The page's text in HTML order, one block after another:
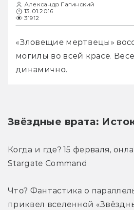
Александр Гагинский
13.01.2016
31912
«Зловещие мертвецы»
могилы во всей красе.
динамично.
Звёздные врата:
Когда и где? 15 ферваля,
Stargate Command
Что? Фантастика о
приквел вселенной